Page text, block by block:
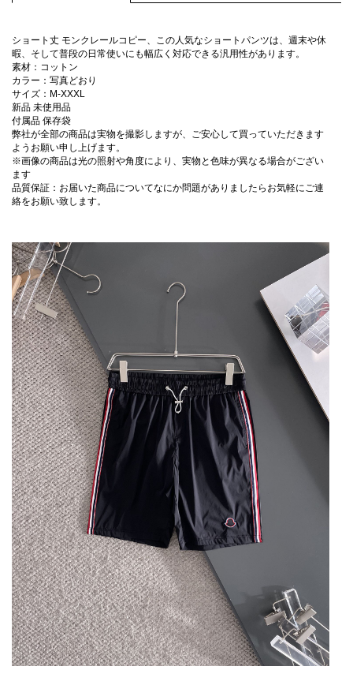
ショート丈 モンクレールコピー、この人気なショートパンツは、週末や休
暇、そして普段の日常使いにも幅広く対応できる汎用性があります。
素材：コットン
カラー：写真どおり
サイズ：M-XXXL
新品 未使用品
付属品 保存袋
弊社が全部の商品は実物を撮影しますが、ご安心して買っていただきます
ようお願い申し上げます。
※画像の商品は光の照射や角度により、実物と色味が異なる場合がござい
ます
品質保証：お届いた商品についてなにか問題がありましたらお気軽にご連
絡をお願い致します。